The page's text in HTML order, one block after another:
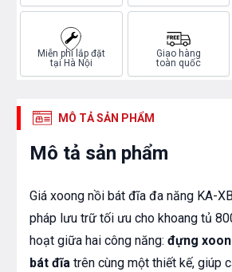
Miễn phí lắp đặt
tại Hà Nội
Giao hàng
toàn quốc
MÔ TẢ SẢN PHẨM
Mô tả sản phẩm
Giá xoong nồi bát đĩa đa năng KA-
pháp lưu trữ tối ưu cho khoang tủ
hoạt giữa hai công năng: đựng
bát đĩa trên cùng một thiết kế, giúp